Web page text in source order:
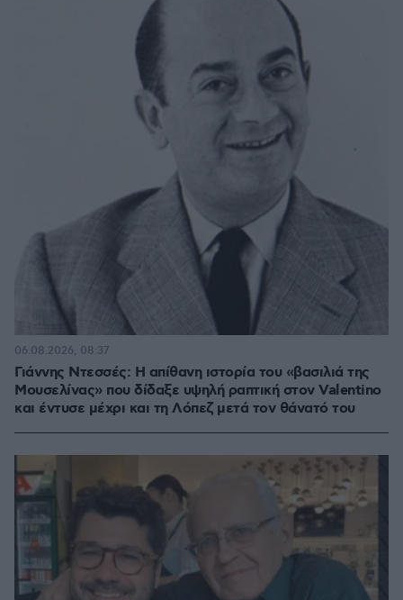
Γιάννης Ντεσσές: Η απίθανη ιστορία του «βασιλιά της
Μουσελίνας» που δίδαξε υψηλή ραπτική στον Valentino
και έντυσε μέχρι και τη Λόπεζ μετά τον θάνατό του
πριν μία ώρα